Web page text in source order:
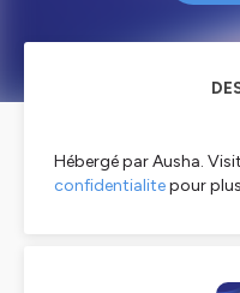
Hébergé par Ausha.
confidentialitepour